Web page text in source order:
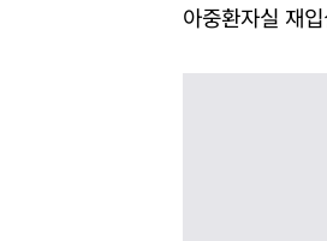
아중환자실 재